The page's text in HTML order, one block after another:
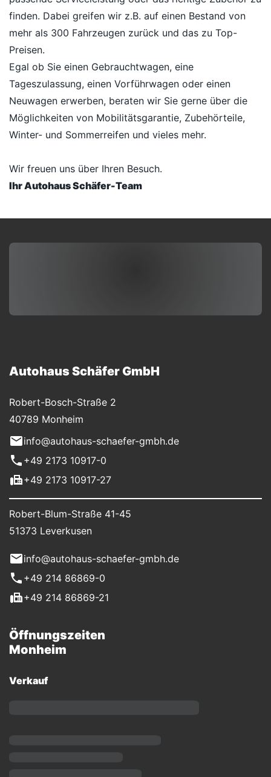
finden. Dabei greifen wir z.B. auf einen Bestand von
mehr als 300 Fahrzeugen zurück und das zu Top-
Preisen.
Egal ob Sie einen Gebrauchtwagen, eine
Tageszulassung, einen Vorführwagen oder einen
Neuwagen erwerben, beraten wir Sie gerne über die
Möglichkeiten von Mobilitätsgarantie, Zubehörteile,
Winter- und Sommerreifen und vieles mehr.
Wir freuen uns über Ihren Besuch.
Ihr Autohaus Schäfer-Team
Autohaus Schäfer GmbH
Robert-Bosch-Straße 2
40789 Monheim
info@autohaus-schaefer-gmbh.de
+49 2173 10917-0
+49 2173 10917-27
Robert-Blum-Straße 41-45
51373 Leverkusen
info@autohaus-schaefer-gmbh.de
+49 214 86869-0
+49 214 86869-21
Öffnungszeiten
Monheim
Verkauf